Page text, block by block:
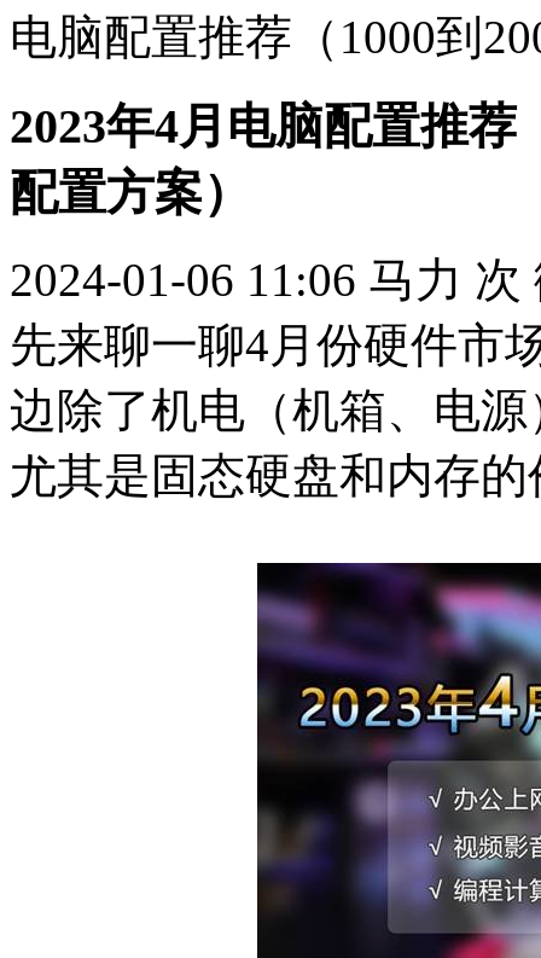
电脑配置推荐（1000到
2023年4月电脑配置推荐
配置方案）
2024-01-06 11:06 马力 次
先来聊一聊4月份硬件市
边除了机电（机箱、电
尤其是固态硬盘和内存